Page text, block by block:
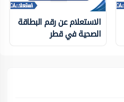
الاستعلام عن رقم البطاقة
الصحية في قطر